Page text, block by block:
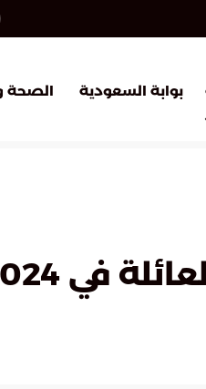
بوابة السعودية الصحة
في 2024